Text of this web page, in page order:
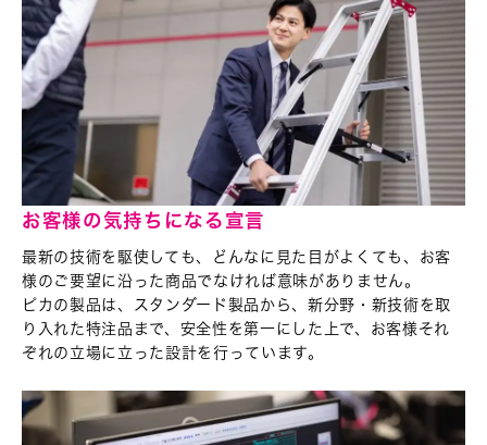
お客様の気持ちになる宣言
最新の技術を駆使しても、どんなに見た目がよくても、 お客
様のご要望に沿った商品でなければ意味がありません。
ピカの製品は、スタンダード製品から、新分野・新技術を取
り入れた特注品まで、安全性を第一にした上で、 お客様それ
ぞれの立場に立った設計を行っています。